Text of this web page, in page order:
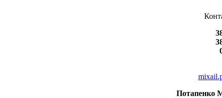
Потапенко